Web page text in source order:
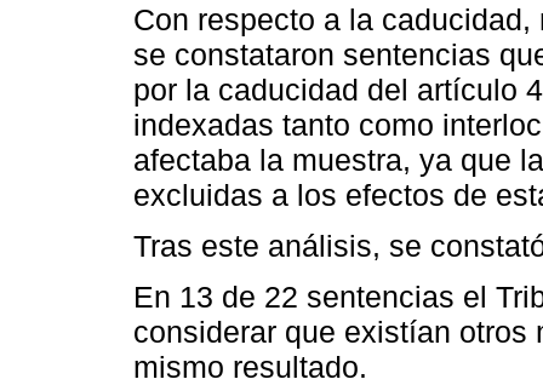
Con respecto a la
se constataron sentencias
por la caducidad del artículo
indexadas tanto como
afectaba la muestra, ya que
excluidas a los efectos de
Tras este análisis, se
En 13 de 22 sentencias el
considerar que existían otros
mismo resultado.